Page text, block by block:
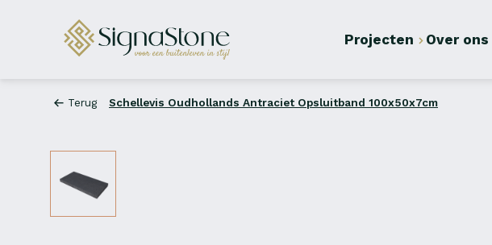
Projecten Over ons
Terug Schellevis Oudhollands Antraciet Opsluitband 100x50x7cm